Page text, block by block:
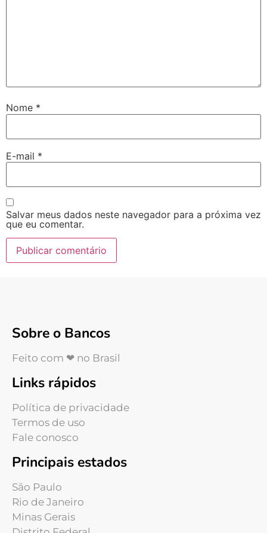
Nome *
E-mail *
Salvar meus dados neste navegador para a próxima vez
que eu comentar.
Sobre o Bancos
Feito com ❤ no Brasil
Links rápidos
Política de privacidade
Termos de uso
Fale conosco
Principais estados
São Paulo
Rio de Janeiro
Minas Gerais